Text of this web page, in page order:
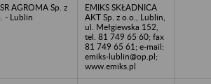
AGROMA Sp. z
- Lublin
EMIKS SKŁADNICA
AKT Sp. z o.o., Lublin,
ul. Mełgiewska 152,
tel. 81 749 65 60; fax
81 749 65 61; e-mail:
emiks-lublin@op.pl;
www.emiks.pl